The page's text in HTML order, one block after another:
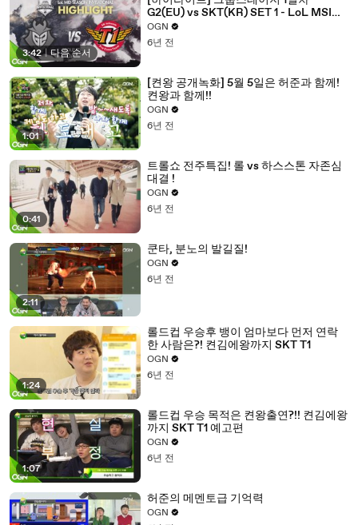
3:42 | 다음 순서
G2(EU) vs SKT(KR) SET 1 - LoL MSI
2016 / 미드시즌인비테이셔널
OGN
6년 전
1:01
[켠왕 공개녹화] 5월 5일은 허준과 함께!
켠왕과 함께!!
OGN
6년 전
0:41
트롤쇼 전주특집! 롤 vs 하스스톤 자존심
대결 !
OGN
6년 전
2:11
쿤타, 분노의 발길질!
OGN
6년 전
1:24
롤드컵 우승후 뱅이 엄마보다 먼저 연락
한 사람은?! 켠김에왕까지 SKT T1
OGN
6년 전
1:07
롤드컵 우승 목적은 켠왕출연?!! 켠김에왕
까지 SKT T1 예고편
OGN
6년 전
허준의 메멘토급 기억력
OGN